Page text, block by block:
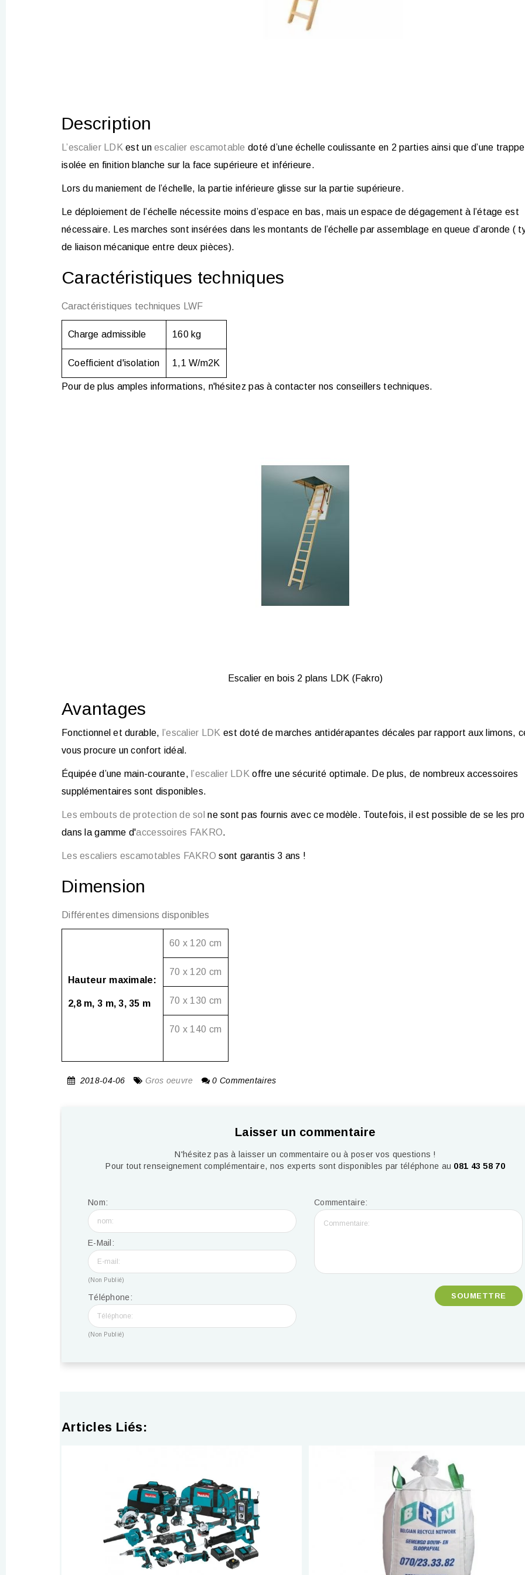
Description
L’escalier LDKest unescalier escamotable doté d’une échelle coulissante en 2 parties ainsi que d’une trappe
isolée en finition blanche sur la face supérieure et inférieure.
Lors du maniement de l’échelle, la partie inférieure glisse sur la partie supérieure.
Le déploiement de l’échelle nécessite moins d’espace en bas, mais un espace de dégagement à l’étage est
nécessaire. Les marches sont insérées dans les montants de l’échelle par assemblage en queue d’aronde (
de liaison mécanique entre deux pièces).
Caractéristiques techniques
Caractéristiques techniques LWF
Charge admissible 160 kg
Coefficient d'isolation 1,1 W/m2K
Pour de plus amples informations, n'hésitez pas à contacter nos conseillers techniques.
Escalier en bois 2 plans LDK (Fakro)
Avantages
Fonctionnel et durable, l’escalier LDK est doté de marches antidérapantes décales par rapport aux limons,
vous procure un confort idéal.
Équipée d’une main-courante, l’escalier LDK offre une sécurité optimale. De plus, de nombreux accessoires
supplémentaires sont disponibles.
Les embouts de protection de sol ne sont pas fournis avec ce modèle. Toutefois, il est possible de se les
dans la gamme d'accessoires FAKRO.
Les escaliers escamotables FAKRO sont garantis 3 ans !
Dimension
Différentes dimensions disponibles
Hauteur maximale:
2,8 m, 3 m, 3, 35 m
60 x 120 cm
70 x 120 cm
70 x 130 cm
70 x 140 cm
2018-04-06 Gros oeuvre 0 Commentaires
Laisser un commentaire
N'hésitez pas à laisser un commentaire ou à poser vos questions !
Pour tout renseignement complémentaire, nos experts sont disponibles par téléphone au 081 43 58 70
Nom:
E-Mail:
(Non Publié)
Téléphone:
(Non Publié)
Commentaire:
Articles Liés: